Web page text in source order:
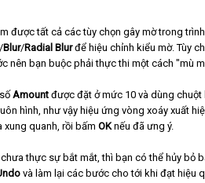
được tất cả các tùy chọn gây mờ trong
/Blur/Radial Blurđể hiệu chỉnh kiểu mờ. Tùy
nên bạn buộc phải thực thi một cách "mù
Amount được đặt ở mức 10 và dùng chuột
hình, như vậy hiệu ứng vòng xoáy xuất
quanh, rồi bấm OKnếu đã ưng ý.
thực sự bắt mắt, thì bạn có thể hủy bỏ
và làm lại các bước cho tới khi đạt hiệu